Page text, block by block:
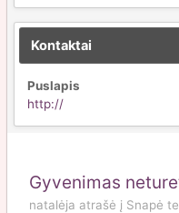
Kontaktai
Puslapis
http://
Gyvenimas
natalėja atrašė į Snapė